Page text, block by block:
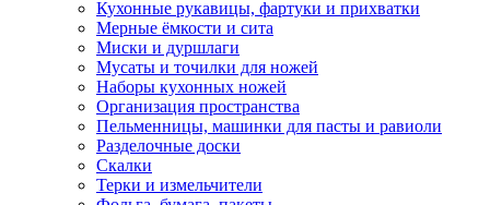
Кухонные рукавицы, фартуки и прихватки
Мерные ёмкости и сита
Миски и дуршлаги
Мусаты и точилки для ножей
Наборы кухонных ножей
Организация пространства
Пельменницы, машинки для пасты и равиоли
Разделочные доски
Скалки
Терки и измельчители